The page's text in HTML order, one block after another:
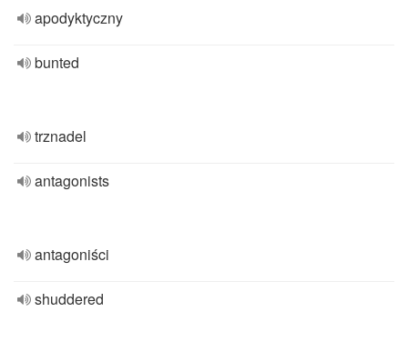
apodyktyczny
bunted
trznadel
antagonists
antagoniści
shuddered